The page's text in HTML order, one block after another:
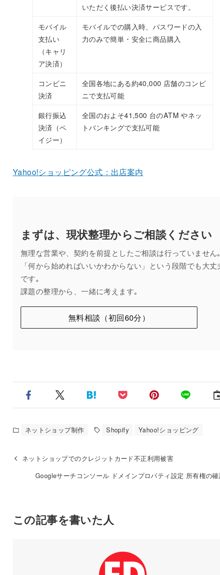
いただく後払い決済サービスです。
モバイル
支払い
（キャリ
ア決済）
モバイルでの購入時、パスワードの入
力のみで簡単・安全に商品購入
コンビニ
決済
全国各地にある約40,000 店舗のコンビ
ニで支払可能
銀行振込
決済（ペ
イジー）
全国のおよそ41,500 台のATM やネッ
トバンキングで支払可能
Yahoo!ショッピング公式：出店案内
まずは、現状整理からご相談ください
無理な営業や、契約を前提としたご相談は行っていません
「何から始めればいいかわからない」という段階でも大丈
です｡
課題の整理から、一緒に考えます｡
無料相談（初回60分）
ネットショップ制作 Shopify Yahoo!ショッピング
ネットショップでのクレジットカード不正利用被害
Googleサーチコンソール ドメインプロパティ設定 所有権の
この記事を書いた人